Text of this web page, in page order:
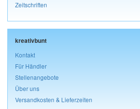
Zeitschriften
kreativbunt
Kontakt
Für Händler
Stellenangebote
Über uns
Versandkosten & Lieferzeiten